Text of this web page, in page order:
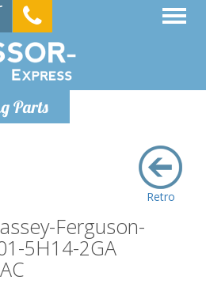
Parts
Retro
Ferguson-
5H14-2GA